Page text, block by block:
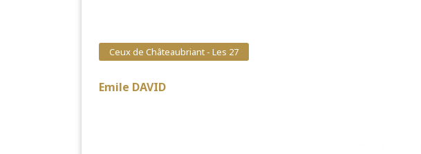
Ceux de Châteaubriant - Les 27
Emile DAVID